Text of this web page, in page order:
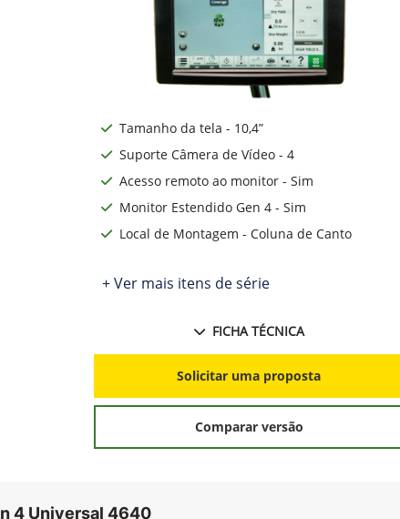
Tamanho da tela - 10,4”
Suporte Câmera de Vídeo - 4
Acesso remoto ao monitor - Sim
Monitor Estendido Gen 4 - Sim
Local de Montagem - Coluna de Canto
+ Ver mais itens de série
FICHA TÉCNICA
Solicitar uma proposta
Comparar versão
4 Universal 4640